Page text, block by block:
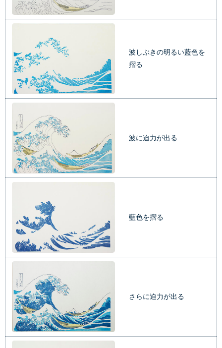
波しぶきの明るい藍色を
摺る
波に迫力が出る
藍色を摺る
さらに迫力が出る